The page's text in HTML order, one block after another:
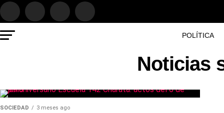
POLÍTICA
Noticias
SOCIEDAD 3 meses ago